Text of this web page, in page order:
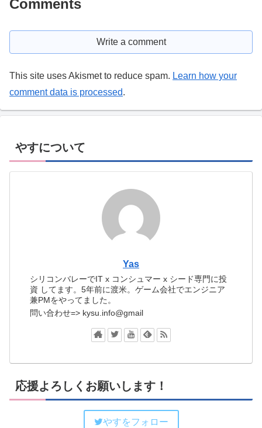
Comments
Write a comment
This site uses Akismet to reduce spam. Learn how your
comment data is processed.
やすについて
Yas
シリコンバレーでIT x コンシュマー x シード専門に投
資 してます。5年前に渡米。ゲーム会社でエンジニア
兼PMをやってました。
問い合わせ=> kysu.info@gmail
応援よろしくお願いします！
やすをフォロー